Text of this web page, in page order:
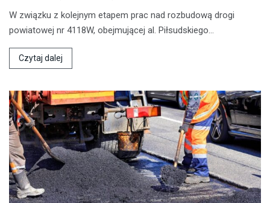
W związku z kolejnym etapem prac nad rozbudową drogi
powiatowej nr 4118W, obejmującej al. Piłsudskiego…
Czytaj dalej